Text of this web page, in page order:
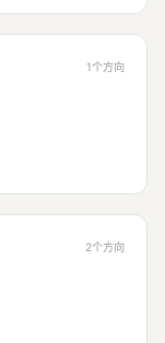
1个方向
2个方向